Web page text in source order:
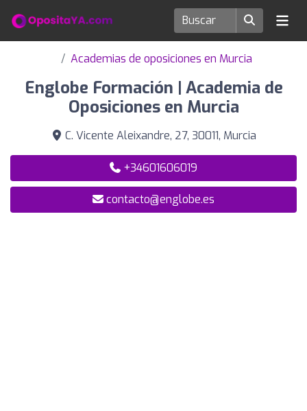
Academias de oposiciones en Murcia
Englobe Formación | Academia de
Oposiciones en Murcia
C. Vicente Aleixandre, 27, 30011, Murcia
+34601606019
contacto@englobe.es